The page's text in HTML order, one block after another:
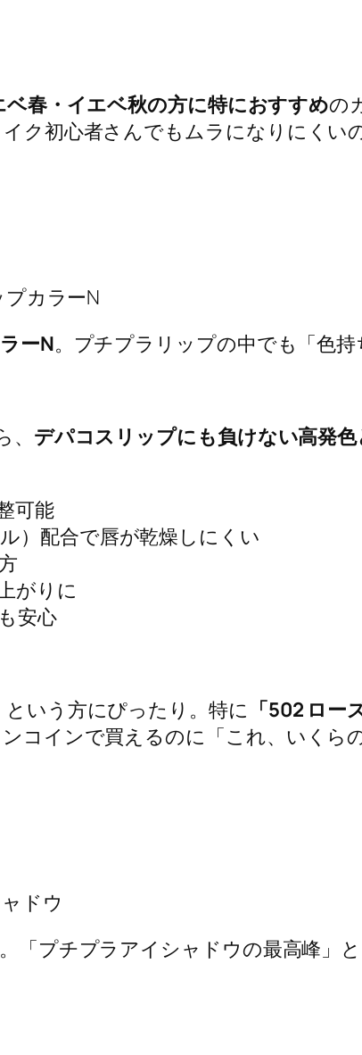
ベ春・イエベ秋の方に特におすすめの
ク初心者さんでもムラになりにくい
プカラーN
ーN。プチプラリップの中でも「色持
デパコスリップにも負けない高発色
可能
）配合で唇が乾燥しにくい
がりに
安心
いう方にぴったり。特に 「502 ロ
コインで買えるのに「これ、いくら
ドウ
。「プチプラアイシャドウの最高峰」